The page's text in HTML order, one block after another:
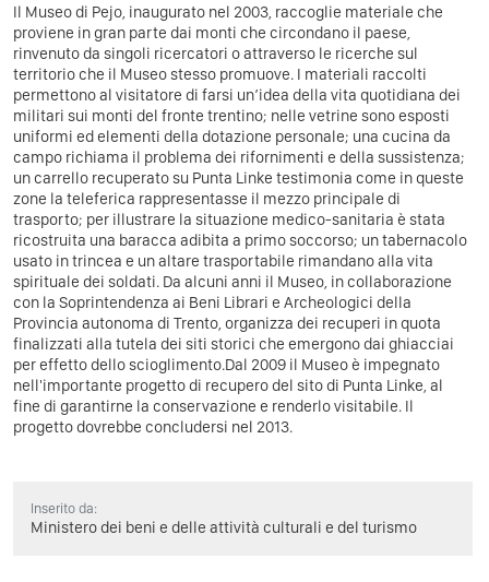
Il Museo di Pejo, inaugurato nel 2003, raccoglie materiale che
proviene in gran parte dai monti che circondano il paese,
rinvenuto da singoli ricercatori o attraverso le ricerche sul
territorio che il Museo stesso promuove. I materiali raccolti
permettono al visitatore di farsi un’idea della vita quotidiana dei
militari sui monti del fronte trentino; nelle vetrine sono esposti
uniformi ed elementi della dotazione personale; una cucina da
campo richiama il problema dei rifornimenti e della sussistenza;
un carrello recuperato su Punta Linke testimonia come in queste
zone la teleferica rappresentasse il mezzo principale di
trasporto; per illustrare la situazione medico-sanitaria è stata
ricostruita una baracca adibita a primo soccorso; un tabernacolo
usato in trincea e un altare trasportabile rimandano alla vita
spirituale dei soldati. Da alcuni anni il Museo, in collaborazione
con la Soprintendenza ai Beni Librari e Archeologici della
Provincia autonoma di Trento, organizza dei recuperi in quota
finalizzati alla tutela dei siti storici che emergono dai ghiacciai
per effetto dello scioglimento.Dal 2009 il Museo è impegnato
nell'importante progetto di recupero del sito di Punta Linke, al
fine di garantirne la conservazione e renderlo visitabile. Il
progetto dovrebbe concludersi nel 2013.
Inserito da:
Ministero dei beni e delle attività culturali e del turismo